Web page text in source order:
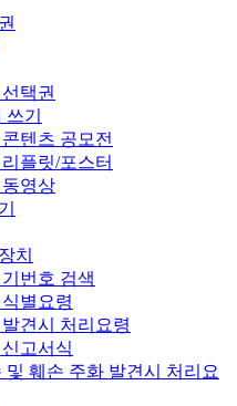
택권
기
텐츠 공모전
플릿/포스터
영상
치
번호 검색
별요령
견시 처리요령
고서식
및 훼손 주화 발견시 처리요